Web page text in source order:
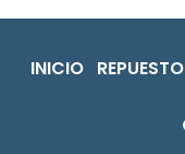
INICIO